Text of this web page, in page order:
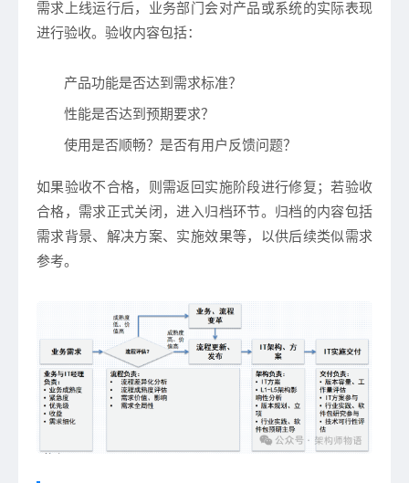
需求上线运行后，业务部门会对产品或系统的实际表现
进行验收。验收内容包括：
产品功能是否达到需求标准？
性能是否达到预期要求？
使用是否顺畅？是否有用户反馈问题？
如果验收不合格，则需返回实施阶段进行修复；若验收
合格，需求正式关闭，进入归档环节。归档的内容包括
需求背景、解决方案、实施效果等，以供后续类似需求
参考。